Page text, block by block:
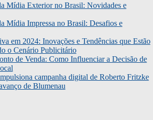
Mídia Exterior no Brasil: Novidades e
Mídia Impressa no Brasil: Desafios e
em 2024: Inovações e Tendências que Estão
o Cenário Publicitário
de Venda: Como Influenciar a Decisão de
campanha digital de Roberto Fritzke
de Blumenau